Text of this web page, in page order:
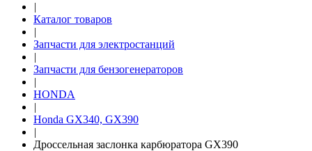
|
Каталог товаров
|
Запчасти для электростанций
|
Запчасти для бензогенераторов
|
HONDA
|
Honda GX340, GX390
|
Дроссельная заслонка карбюратора GX390